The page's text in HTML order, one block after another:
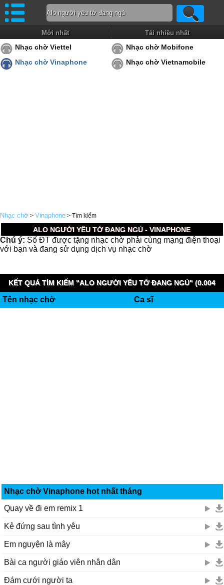
Mới nhất Tải nhiều nhất
Nhạc chờ Viettel
Nhạc chờ Mobifone
Nhạc chờ Vinaphone
Nhạc chờ Vietnamobile
Nhạc chờ > Vinaphone > Tìm kiếm
ALO NGƯỜI YÊU TỚ ĐANG NGỦ - VINAPHONE
Chú ý: Số ĐT được tặng nhạc chờ phải cùng mạng điện thoại
với bạn và đang sử dụng dịch vụ nhạc chờ
KẾT QUẢ TÌM KIẾM "ALO NGƯỜI YÊU TỚ ĐANG NGỦ" (0.004
Tên nhạc chờ Ca sĩ
Nhạc chờ Vinaphone hot nhất tháng
Quay về đi em remix 1
Kẻ đứng sau tình yêu
Em nguyện là mây
Bài ca người giáo viên nhân dân
Đám cưới người ta